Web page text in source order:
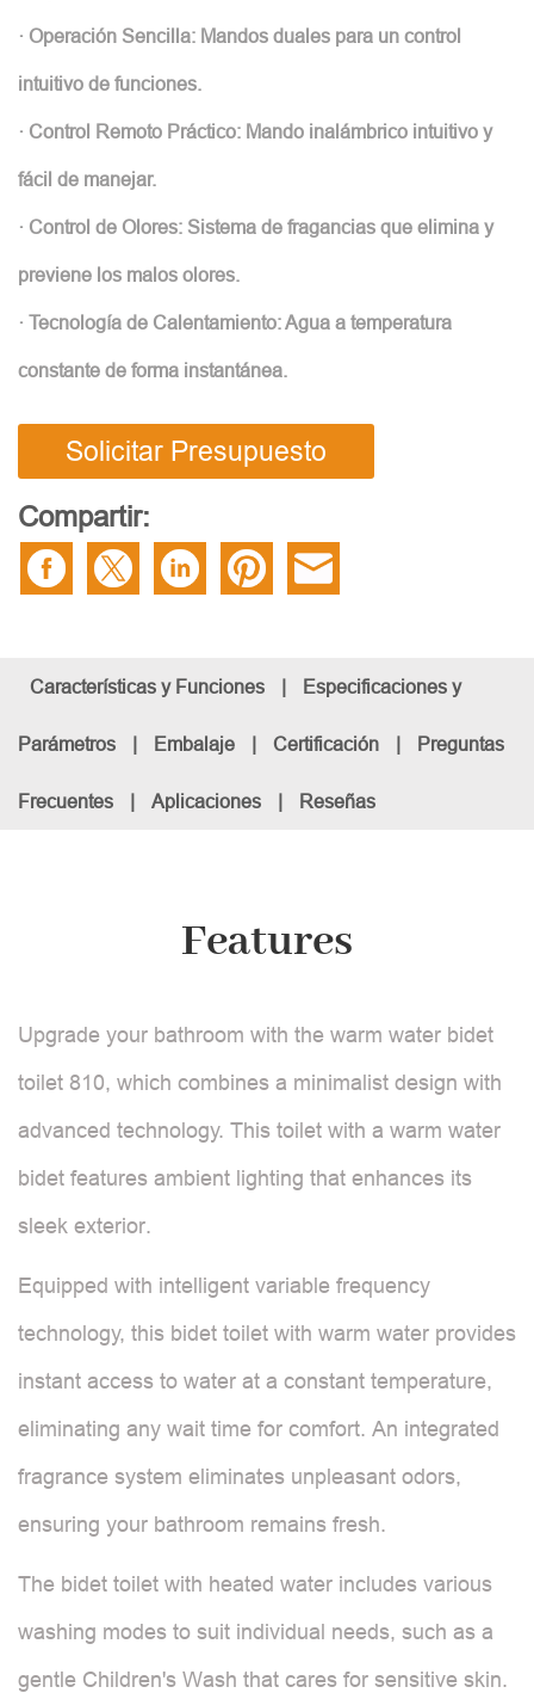
· Operación Sencilla: Mandos duales para un control
intuitivo de funciones.
· Control Remoto Práctico: Mando inalámbrico intuitivo y
fácil de manejar.
· Control de Olores: Sistema de fragancias que elimina y
previene los malos olores.
· Tecnología de Calentamiento: Agua a temperatura
constante de forma instantánea.
Solicitar Presupuesto
Compartir:
Características y Funciones | Especificaciones y
Parámetros | Embalaje | Certificación | Preguntas
Frecuentes | Aplicaciones | Reseñas
Features
Upgrade your bathroom with the warm water bidet
toilet 810, which combines a minimalist design with
advanced technology. This toilet with a warm water
bidet features ambient lighting that enhances its
sleek exterior.
Equipped with intelligent variable frequency
technology, this bidet toilet with warm water provides
instant access to water at a constant temperature,
eliminating any wait time for comfort. An integrated
fragrance system eliminates unpleasant odors,
ensuring your bathroom remains fresh.
The bidet toilet with heated water includes various
washing modes to suit individual needs, such as a
gentle Children's Wash that cares for sensitive skin.